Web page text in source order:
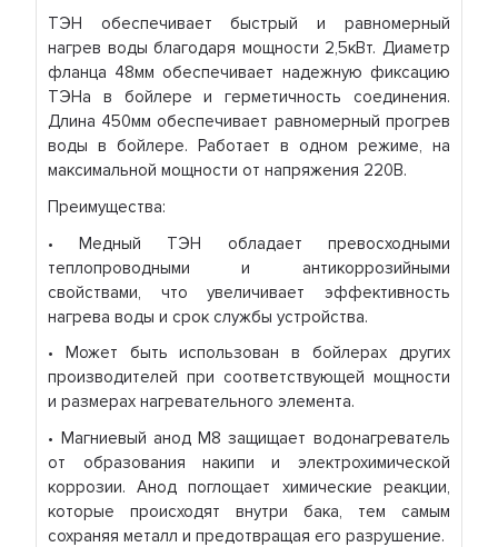
ТЭН обеспечивает быстрый и равномерный
нагрев воды благодаря мощности 2,5кВт. Диаметр
фланца 48мм обеспечивает надежную фиксацию
ТЭНа в бойлере и герметичность соединения.
Длина 450мм обеспечивает равномерный прогрев
воды в бойлере. Работает в одном режиме, на
максимальной мощности от напряжения 220В.
Преимущества:
• Медный ТЭН обладает превосходными
теплопроводными и антикоррозийными
свойствами, что увеличивает эффективность
нагрева воды и срок службы устройства.
• Может быть использован в бойлерах других
производителей при соответствующей мощности
и размерах нагревательного элемента.
• Магниевый анод M8 защищает водонагреватель
от образования накипи и электрохимической
коррозии. Анод поглощает химические реакции,
которые происходят внутри бака, тем самым
сохраняя металл и предотвращая его разрушение.